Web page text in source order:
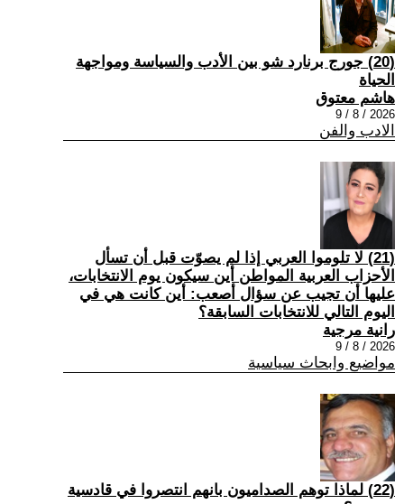
(20) جورج برنارد شو بين الأدب والسياسة ومواجهة
الحياة
هاشم معتوق
2026 / 8 / 9
الادب والفن
(21) لا تلوموا العربي إذا لم يصوّت قبل أن تسأل
الأحزاب العربية المواطن أين سيكون يوم الانتخابات،
عليها أن تجيب عن سؤال أصعب: أين كانت هي في
اليوم التالي للانتخابات السابقة؟
رانية مرجية
2026 / 8 / 9
مواضيع وابحاث سياسية
(22) ‏لماذا توهم الصداميون بانهم انتصروا في قادسية